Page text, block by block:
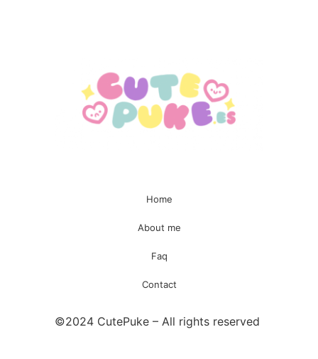
Home
About me
Faq
Contact
©2024 CutePuke – All rights reserved